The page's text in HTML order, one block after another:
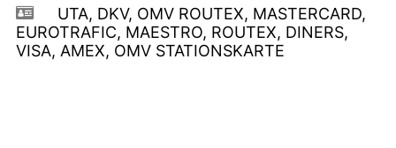
UTA, DKV, OMV ROUTEX, MASTERCARD,
EUROTRAFIC, MAESTRO, ROUTEX, DINERS,
VISA, AMEX, OMV STATIONSKARTE